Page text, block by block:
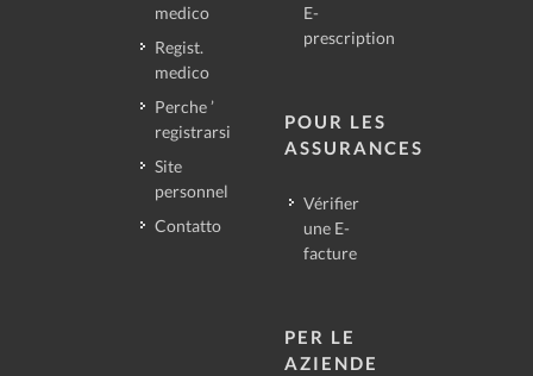
medico
Regist.
medico
Perche ’
registrarsi
Site
personnel
Contatto
E-
prescription
POUR LES
ASSURANCES
Vérifier
une E-
facture
PER LE
AZIENDE